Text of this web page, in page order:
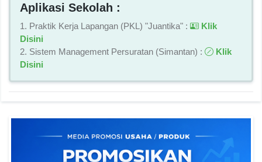
Aplikasi Sekolah :
1. Praktik Kerja Lapangan (PKL) "Juantika" :
Klik
Disini
2. Sistem Management Persuratan (Simantan) :
Klik
Disini